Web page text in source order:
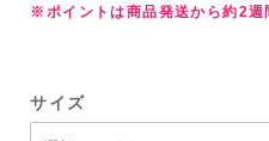
※ポイントは商品発送から約2週
サイズ